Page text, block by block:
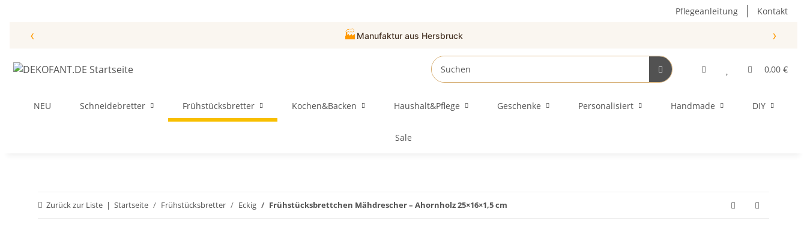
Pflegeanleitung Kontakt
‹ 🏭 Manufaktur aus Hersbruck ›
0,00 €
NEU Schneidebretter Frühstücksbretter Kochen&Backen Haushalt&Pflege Geschenke Personalisiert Handmade DIY
Sale
Zurück zur Liste Startseite Frühstücksbretter Eckig Frühstücksbrettchen Mähdrescher – Ahornholz 25×16×1,5 cm